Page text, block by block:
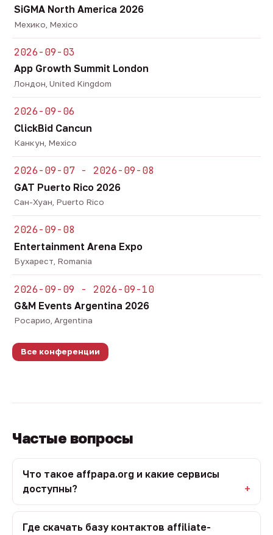
SiGMA North America 2026
Мехико, Mexico
2026-09-03
App Growth Summit London
Лондон, United Kingdom
2026-09-06
ClickBid Cancun
Канкун, Mexico
2026-09-07 - 2026-09-08
GAT Puerto Rico 2026
Сан-Хуан, Puerto Rico
2026-09-08
Entertainment Arena Expo
Бухарест, Romania
2026-09-09 - 2026-09-10
G&M Events Argentina 2026
Росарио, Argentina
Все конференции
Частые вопросы
Что такое affpapa.org и какие сервисы
доступны?
Где скачать базу контактов affiliate-